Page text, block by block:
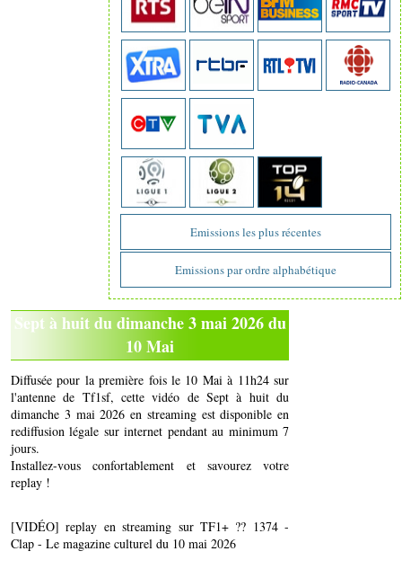
Emissions les plus récentes
Emissions par ordre alphabétique
Sept à huit du dimanche 3 mai 2026 du
10 Mai
Diffusée pour la première fois le 10 Mai à 11h24 sur
l'antenne de Tf1sf, cette vidéo de Sept à huit du
dimanche 3 mai 2026 en streaming est disponible en
rediffusion légale sur internet pendant au minimum 7
jours.
Installez-vous confortablement et savourez votre
replay !
[VIDÉO] replay en streaming sur TF1+ ?? 1374 -
Clap - Le magazine culturel du 10 mai 2026